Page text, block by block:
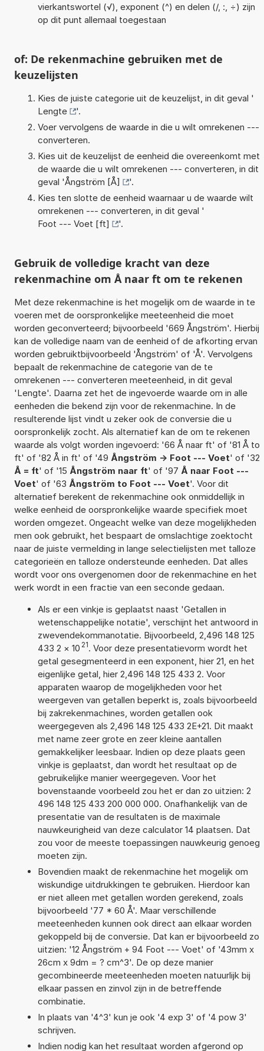
vierkantswortel (√), exponent (^) en delen (/, :, ÷) zijn
op dit punt allemaal toegestaan
of: De rekenmachine gebruiken met de
keuzelijsten
Kies de juiste categorie uit de keuzelijst, in dit geval '
Lengte
'.
Voer vervolgens de waarde in die u wilt omrekenen ---
converteren.
Kies uit de keuzelijst de eenheid die overeenkomt met
de waarde die u wilt omrekenen --- converteren, in dit
geval 'Ångström [Å]
'.
Kies ten slotte de eenheid waarnaar u de waarde wilt
omrekenen --- converteren, in dit geval '
Foot --- Voet [ft]
'.
Gebruik de volledige kracht van deze
rekenmachine om Å naar ft om te rekenen
Met deze rekenmachine is het mogelijk om de waarde in te
voeren met de oorspronkelijke meeteenheid die moet
worden geconverteerd; bijvoorbeeld '669 Ångström'. Hierbij
kan de volledige naam van de eenheid of de afkorting ervan
worden gebruiktbijvoorbeeld 'Ångström' of 'Å'. Vervolgens
bepaalt de rekenmachine de categorie van de te
omrekenen --- converteren meeteenheid, in dit geval
'Lengte'. Daarna zet het de ingevoerde waarde om in alle
eenheden die bekend zijn voor de rekenmachine. In de
resulterende lijst vindt u zeker ook de conversie die u
oorspronkelijk zocht. Als alternatief kan de om te rekenen
waarde als volgt worden ingevoerd: '66 Å naar ft' of '81 Å to
ft' of '82 Å in ft' of '49 Ångström -> Foot --- Voet' of '32
Å = ft' of '15 Ångström naar ft' of '97 Å naar Foot ---
Voet' of '63 Ångström to Foot --- Voet'. Voor dit
alternatief berekent de rekenmachine ook onmiddellijk in
welke eenheid de oorspronkelijke waarde specifiek moet
worden omgezet. Ongeacht welke van deze mogelijkheden
men ook gebruikt, het bespaart de omslachtige zoektocht
naar de juiste vermelding in lange selectielijsten met talloze
categorieën en talloze ondersteunde eenheden. Dat alles
wordt voor ons overgenomen door de rekenmachine en het
werk wordt in een fractie van een seconde gedaan.
Als er een vinkje is geplaatst naast 'Getallen in
wetenschappelijke notatie', verschijnt het antwoord in
zwevendekommanotatie. Bijvoorbeeld, 2,496 148 125
433 2 × 10 21. Voor deze presentatievorm wordt het
getal gesegmenteerd in een exponent, hier 21, en het
eigenlijke getal, hier 2,496 148 125 433 2. Voor
apparaten waarop de mogelijkheden voor het
weergeven van getallen beperkt is, zoals bijvoorbeeld
bij zakrekenmachines, worden getallen ook
weergegeven als 2,496 148 125 433 2E+21. Dit maakt
met name zeer grote en zeer kleine aantallen
gemakkelijker leesbaar. Indien op deze plaats geen
vinkje is geplaatst, dan wordt het resultaat op de
gebruikelijke manier weergegeven. Voor het
bovenstaande voorbeeld zou het er dan zo uitzien: 2
496 148 125 433 200 000 000. Onafhankelijk van de
presentatie van de resultaten is de maximale
nauwkeurigheid van deze calculator 14 plaatsen. Dat
zou voor de meeste toepassingen nauwkeurig genoeg
moeten zijn.
Bovendien maakt de rekenmachine het mogelijk om
wiskundige uitdrukkingen te gebruiken. Hierdoor kan
er niet alleen met getallen worden gerekend, zoals
bijvoorbeeld '77 * 60 Å'. Maar verschillende
meeteenheden kunnen ook direct aan elkaar worden
gekoppeld bij de conversie. Dat kan er bijvoorbeeld zo
uitzien: '12 Ångström + 94 Foot --- Voet' of '43mm x
26cm x 9dm = ? cm^3'. De op deze manier
gecombineerde meeteenheden moeten natuurlijk bij
elkaar passen en zinvol zijn in de betreffende
combinatie.
In plaats van '4^3' kun je ook '4 exp 3' of '4 pow 3'
schrijven.
Indien nodig kan het resultaat worden afgerond op